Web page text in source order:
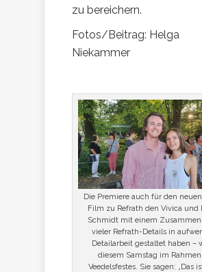
zu bereichern.
Fotos/Beitrag: Helga
Niekammer
Die Premiere auch für den
Film zu Refrath den Vivica und
Schmidt mit einem
vieler Refrath-Details in
Detailarbeit gestaltet haben –
diesem Samstag im
Veedelsfestes. Sie sagen: „Das